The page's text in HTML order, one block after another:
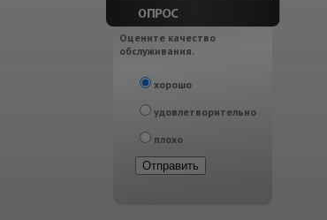
Оцените качество
обслуживания.
хорошо
удовлетворительно
плохо